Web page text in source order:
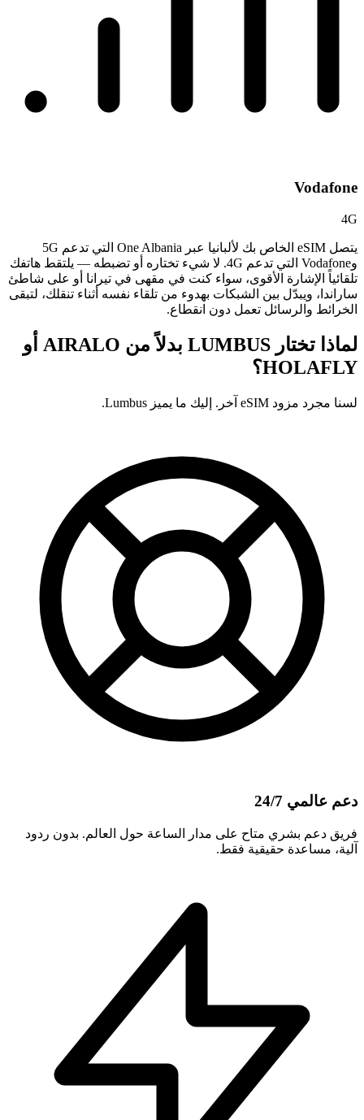
Vodafone
4G
يتصل eSIM الخاص بك لألبانيا عبر One Albania التي تدعم 5G
وVodafone التي تدعم 4G. لا شيء تختاره أو تضبطه — يلتقط هاتفك
تلقائياً الإشارة الأقوى، سواء كنت في مقهى في تيرانا أو على شاطئ
ساراندا، ويبدّل بين الشبكات بهدوء من تلقاء نفسه أثناء تنقلك، لتبقى
الخرائط والرسائل تعمل دون انقطاع.
لماذا تختار LUMBUS بدلاً من
AIRALO أو
HOLAFLY؟
لسنا مجرد مزود eSIM آخر. إليك ما يميز Lumbus.
دعم عالمي 24/7
فريق دعم بشري متاح على مدار الساعة حول العالم. بدون ردود
آلية، مساعدة حقيقية فقط.